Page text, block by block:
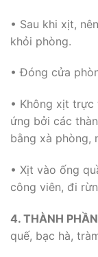
• Sau khi xịt,
khỏi phòng.
• Đóng cửa
• Không xịt
ứng bởi các
bằng xà phòng,
• Xịt vào ống
công viên, đi
4. THÀNH
quế, bạc hà,